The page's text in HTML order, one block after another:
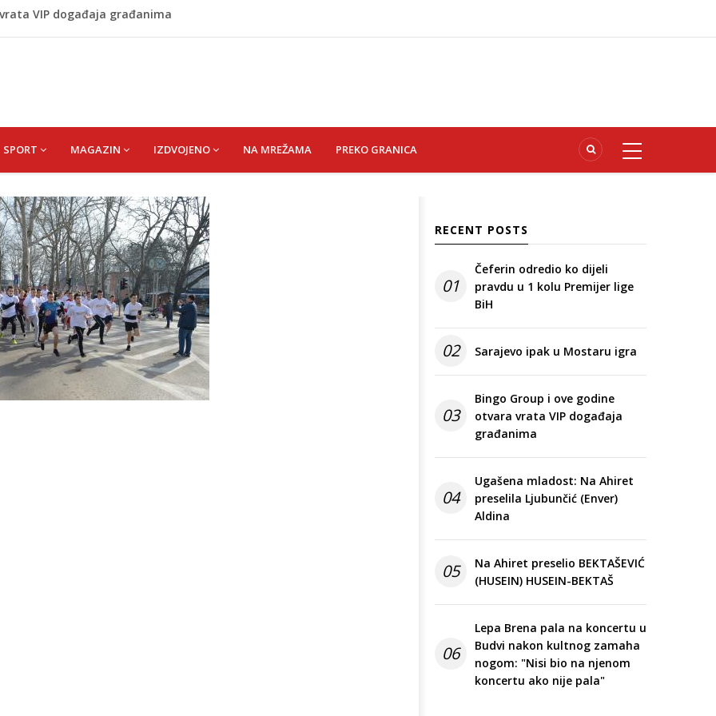
VIP događaja građanima
HUSEIN-BEKTAŠ
SPORT MAGAZIN IZDVOJENO NA MREŽAMA PREKO GRANICA
RECENT POSTS
01
Čeferin odredio ko dijeli
pravdu u 1 kolu Premijer lige
BiH
02 Sarajevo ipak u Mostaru igra
03
Bingo Group i ove godine
otvara vrata VIP događaja
građanima
04
Ugašena mladost: Na Ahiret
preselila Ljubunčić (Enver)
Aldina
05
Na Ahiret preselio BEKTAŠEVIĆ
(HUSEIN) HUSEIN-BEKTAŠ
06
Lepa Brena pala na koncertu u
Budvi nakon kultnog zamaha
nogom: "Nisi bio na njenom
koncertu ako nije pala"